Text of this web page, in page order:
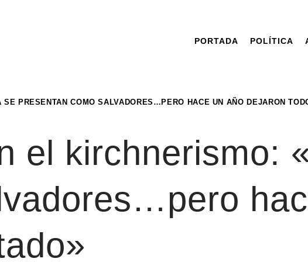
PORTADA POLÍTICA
PRESENTAN COMO SALVADORES…PERO HACE UN AÑO DEJARON
el kirchnerismo: